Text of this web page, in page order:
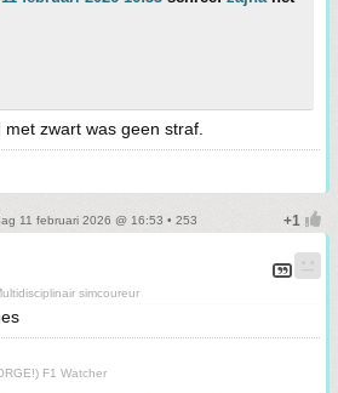
zwart was geen straf.
11 februari 2026 @ 16:53 • 253
simcoureur
F1 Watcher